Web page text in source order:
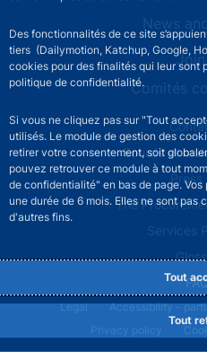
Des fonctionnalités de ce site
tiers (Dailymotion, Katchup, Google,
cookies pour des finalités qui leur sont
politique de confidentialité.
Si vous ne cliquez pas sur "Tout
utilisés. Le module de gestion des
retirer votre consentement, soit
pouvez retrouver ce module à tout
de confidentialité" en bas de page.
une durée de 6 mois. Elles ne sont pas
d'autres fins.
Tout
Tout
News
Comités
Footer secondary menu
Sourds et
Press
The
Services
Footer legal notice menu
Legal Accessibility -
Privacy policy